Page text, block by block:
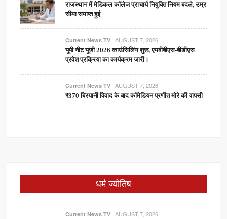
राजस्थान में मेडिकल कॉलेज प्राचार्य नियुक्ति नियम बदले, उम्र
सीमा समाप्त हुई
Current News TV AUGUST 7, 2026
यूपी नीट यूजी 2026 काउंसिलिंग शुरू, एमबीबीएस-बीडीएस
प्रवेश प्रक्रिया का कार्यक्रम जारी।
Current News TV AUGUST 7, 2026
₹370 बिरयानी विवाद के बाद कॉमेडियन प्रणीत मोरे की वापसी
धर्म ज्योतिष
Current News TV AUGUST 7, 2026